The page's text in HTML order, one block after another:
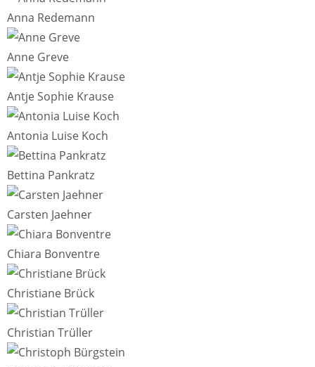
Anna Redemann
Anne Greve
Antje Sophie Krause
Antonia Luise Koch
Bettina Pankratz
Carsten Jaehner
Chiara Bonventre
Christiane Brück
Christian Trüller